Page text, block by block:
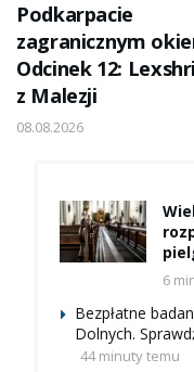
Podkarpacie
zagranicznym
Odcinek 12: Lexshri
z Malezji
08.08.2026
6
Bezpłatne
Dolnych.
44 minuty temu